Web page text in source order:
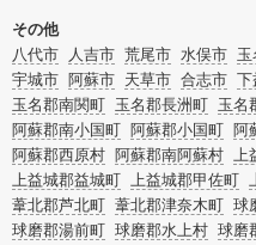
その他
八代市
人吉市 荒尾市 水俣市 玉
宇城市 阿蘇市 天草市 合志市 下
玉名郡南関町 玉名郡長洲町 玉名
阿蘇郡南小国町 阿蘇郡小国町 阿
阿蘇郡西原村 阿蘇郡南阿蘇村 上
上益城郡益城町 上益城郡甲佐町
葦北郡芦北町 葦北郡津奈木町 球
球磨郡湯前町 球磨郡水上村 球磨